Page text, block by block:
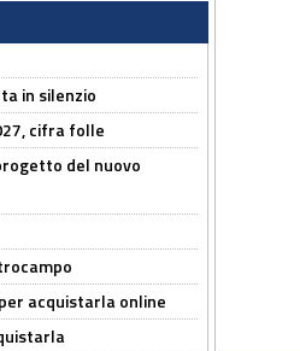
in silenzio
cifra folle
del nuovo
acquistarla online